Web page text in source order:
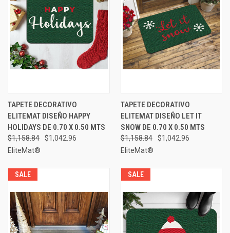
TAPETE DECORATIVO
ELITEMAT DISEÑO HAPPY
HOLIDAYS DE 0.70 X 0.50 MTS
$1,158.84
$1,042.96
EliteMat®
TAPETE DECORATIVO
ELITEMAT DISEÑO LET IT
SNOW DE 0.70 X 0.50 MTS
$1,158.84
$1,042.96
EliteMat®
SALE SALE